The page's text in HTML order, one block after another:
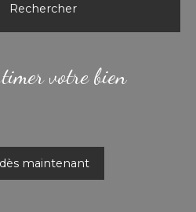
Rechercher
votre bien
maintenant